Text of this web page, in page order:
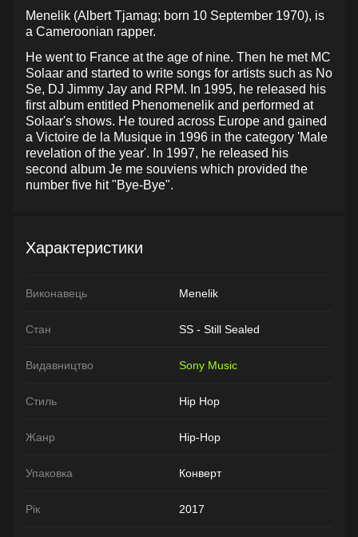
Menelik (Albert Tjamag; born 10 September 1970), is
a Cameroonian rapper.
He went to France at the age of nine. Then he met MC
Solaar and started to write songs for artists such as No
Se, DJ Jimmy Jay and RPM. In 1995, he released his
first album entitled Phenomenelik and performed at
Solaar's shows. He toured across Europe and gained
a Victoire de la Musique in 1996 in the category 'Male
revelation of the year'. In 1997, he released his
second album Je me souviens which provided the
number five hit "Bye-Bye".
Характеристики
Виконавець Menelik
Стан SS - Still Sealed
Видавництво Sony Music
Стиль Hip Hop
Жанр Hip-Hop
Упаковка Конверт
Рік 2017